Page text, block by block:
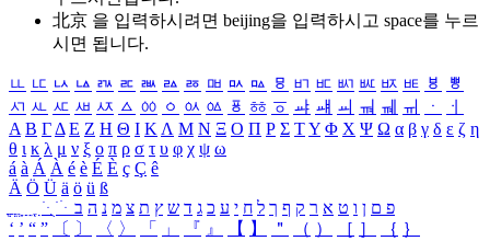
北京 을 입력하시려면 beijing을 입력하시고 space를 누르
시면 됩니다.
ㅥ ㅦ ㅧ ㅨ ㅩ ㅪ ㅫ ㅬ ㅭ ㅮ ㅯ ㅰ ㅱ ㅲ ㅳ ㅴ ㅵ ㅶ ㅷ ㅸ
ㅹ
ㅺ ㅻ ㅼ ㅽ ㅾ ㅿ ㆀ ㆁ ㆂ ㆃ ㆄ ㆅ ㆆ ㆇ ㆈ ㆉ ㆊ ㆋ ㆌ ㆍ
ㆎ
Α Β ΓΔ Ε Ζ Η Θ Ι ΚΛ Μ Ν Ξ Ο Π Ρ Σ ΤΥ Φ Χ Ψ Ω α β γ δ ε ζ η
θ ι κ λ μ ν ξ ο π ρ σ τ υ φ χ ψ ω
á à Á À é è É È ç Ç ê
Ä Ö Ü ä ö ü ß
ִֶֹ ֻּ ׁׂ פ ם ן ו ט א ר ק ף ך ל ח י ע כ ג ד ש ץ ת צ מ נ ה ב
‘ ’ “ ” 〔 〕 〈 〉 「 」 『 』 【 】 ＂ （ ） ［ ］ ｛ ｝